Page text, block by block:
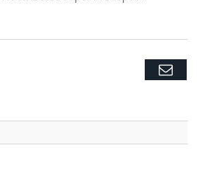
Twitter
Facebook
Google+
Pinterest
LinkedIn
TumblrEmail